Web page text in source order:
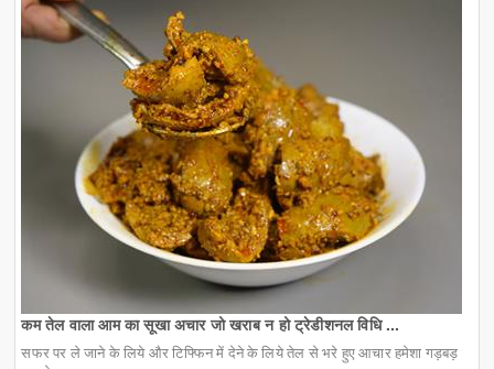
कम तेल वाला आम का सूखा अचार जो खराब न हो ट्रेडीशनल विधि ...
सफर पर ले जाने के लिये और टिफ्फिन में देने के लिये तेल से भरे हुए आचार हमेशा गड़बड़